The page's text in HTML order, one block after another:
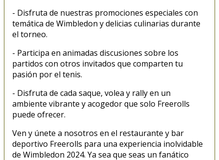
- Disfruta de nuestras promociones especiales con
temática de Wimbledon y delicias culinarias durante
el torneo.
- Participa en animadas discusiones sobre los
partidos con otros invitados que comparten tu
pasión por el tenis.
- Disfruta de cada saque, volea y rally en un
ambiente vibrante y acogedor que solo Freerolls
puede ofrecer.
Ven y únete a nosotros en el restaurante y bar
deportivo Freerolls para una experiencia inolvidable
de Wimbledon 2024. Ya sea que seas un fanático